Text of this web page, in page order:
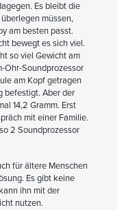
Es bleibt die
müssen,
am besten passt.
bewegt es sich viel.
so viel Gewicht am
Ohr-Soundprozessor
am Kopf getragen
befestigt. Aber der
14,2 Gramm. Erst
mit einer Familie.
2 Soundprozessor
für ältere Menschen
Es gibt keine
ihn mit der
nutzen.